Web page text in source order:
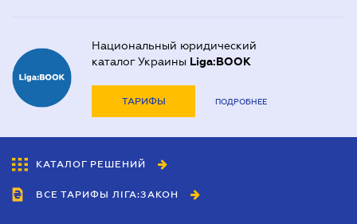
Национальный юридический
каталог Украины Liga:BOOK
ТАРИФЫ ПОДРОБНЕЕ
КАТАЛОГ РЕШЕНИЙ
ВСЕ ТАРИФЫ ЛІГА:ЗАКОН